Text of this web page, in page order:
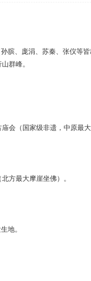
膑、庞涓、苏秦、张仪等
山群峰。
会（国家级非遗，中原最
方最大摩崖坐佛）。
地。